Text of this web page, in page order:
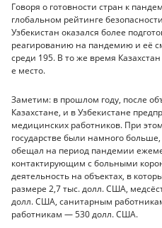
Говоря о готовности стран к
глобальном рейтинге
Узбекистан оказался более
реагированию на пандемию и её
среди 195. В то же время
е место.
Заметим: в прошлом году, после
Казахстане, и в Узбекистане
медицинских работников. При
государстве были намного
обещал на период пандемии
контактирующим с больными
деятельность на объектах, в
размере 2,7 тыс. долл. США,
долл. США, санитарным
работникам — 530 долл. США.